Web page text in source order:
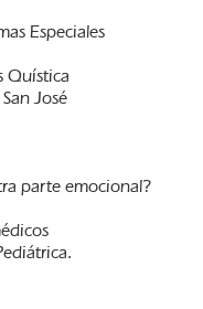
Especiales
Quística
José
parte emocional?